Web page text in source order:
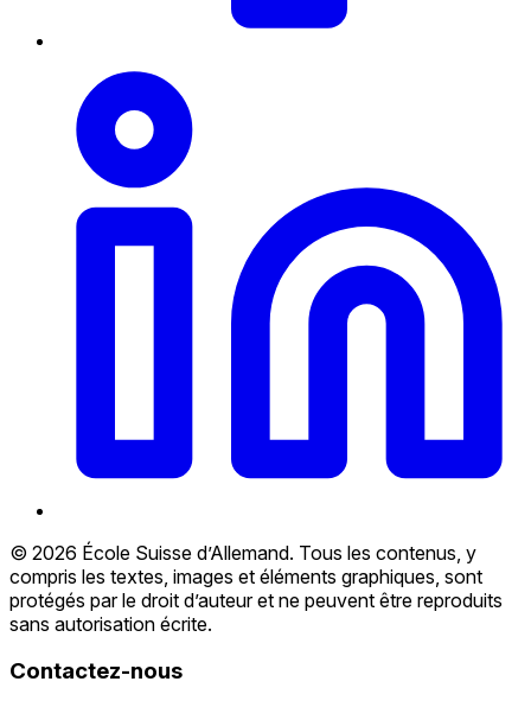
© 2026 École Suisse d’Allemand. Tous les contenus, y
compris les textes, images et éléments graphiques, sont
protégés par le droit d’auteur et ne peuvent être reproduits
sans autorisation écrite.
Contactez-nous